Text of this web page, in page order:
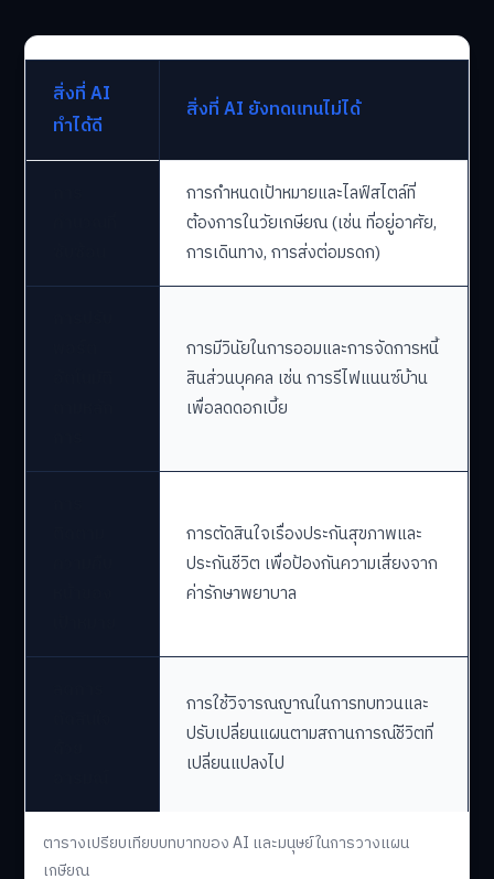
ตารางเปรียบเทียบบทบาทของ AI และมนุษย์ในการวางแผน
เกษียณ
สิ่งที่ AI
ทำได้ดี
สิ่งที่ AI ยังทดแทนไม่ได้
การกำหนดเป้าหมายและไลฟ์สไตล์ที่
ต้องการในวัยเกษียณ (เช่น ที่อยู่อาศัย,
การเดินทาง, การส่งต่อมรดก)
การมีวินัยในการออมและการจัดการหนี้
สินส่วนบุคคล เช่น การรีไฟแนนซ์บ้าน
เพื่อลดดอกเบี้ย
การตัดสินใจเรื่องประกันสุขภาพและ
ประกันชีวิต เพื่อป้องกันความเสี่ยงจาก
ค่ารักษาพยาบาล
การใช้วิจารณญาณในการทบทวนและ
ปรับเปลี่ยนแผนตามสถานการณ์ชีวิตที่
เปลี่ยนแปลงไป